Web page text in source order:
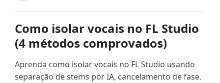
Como isolar vocais no FL Studio
(4 métodos comprovados)
Aprenda como isolar vocais no FL Studio usando
separação de stems por IA, cancelamento de fase,